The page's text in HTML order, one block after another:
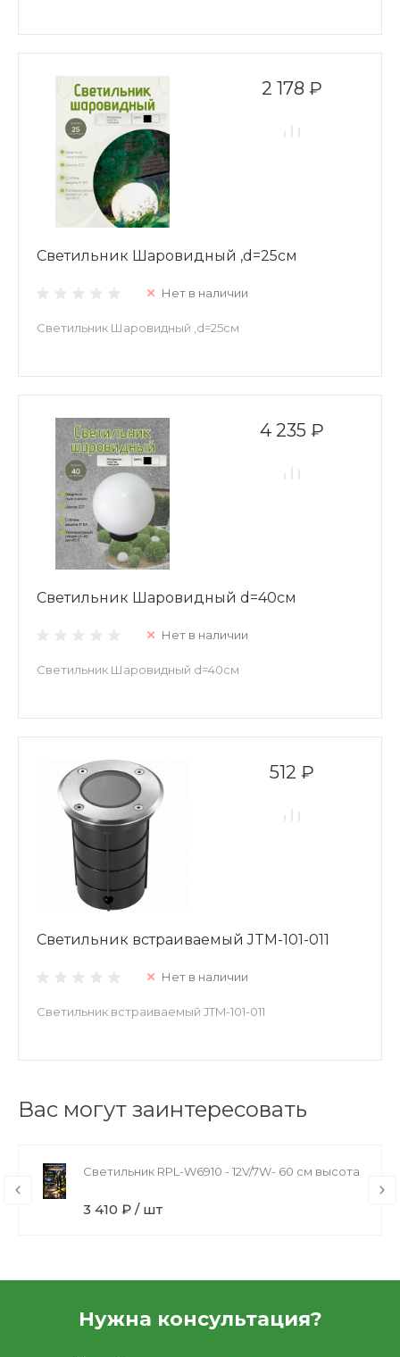
2 178 ₽
Светильник Шаровидный ,d=25см
Нет в наличии
Светильник Шаровидный ,d=25см
4 235 ₽
Светильник Шаровидный d=40см
Нет в наличии
Светильник Шаровидный d=40см
512 ₽
Светильник встраиваемый JTM-101-011
Нет в наличии
Светильник встраиваемый JTM-101-011
Вас могут заинтересовать
Светильник RPL-W6910 - 12V/7W- 60 см высота
3 410 ₽ / шт
Нужна консультация?